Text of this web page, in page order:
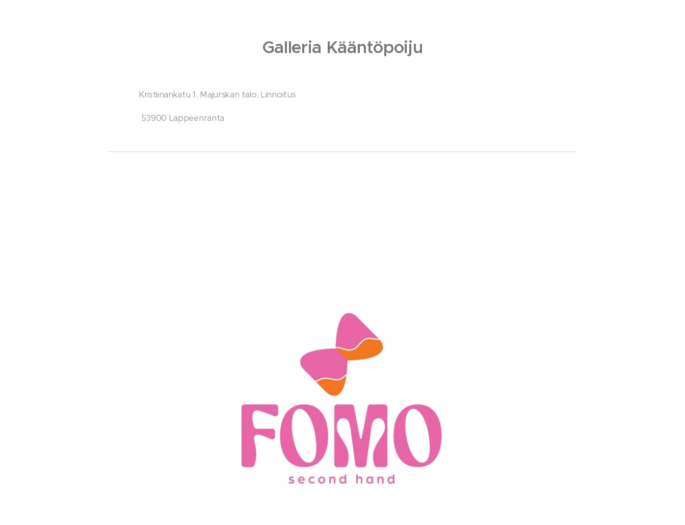
Galleria Kääntöpoiju
Kristiinankatu 1, Majurskan talo, Linnoitus
53900 Lappeenranta